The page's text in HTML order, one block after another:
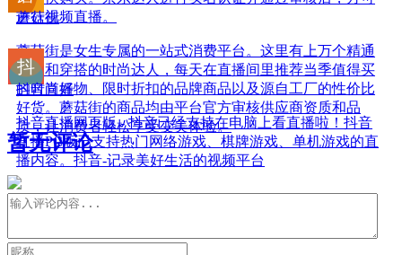
进行视频直播。
蘑菇街
蘑菇街是女生专属的一站式消费平台。这里有上万个精通
购物和穿搭的时尚达人，每天在直播间里推荐当季值得买
的时尚好物、限时折扣的品牌商品以及源自工厂的性价比
好货。蘑菇街的商品均由平台官方审核供应商资质和品
质，让消费者轻松享受变美体验。
抖音直播
抖音直播网页版 - 抖音已经支持在电脑上看直播啦！抖音
直播PC版已支持热门网络游戏、棋牌游戏、单机游戏的直
播内容。抖音-记录美好生活的视频平台
暂无评论